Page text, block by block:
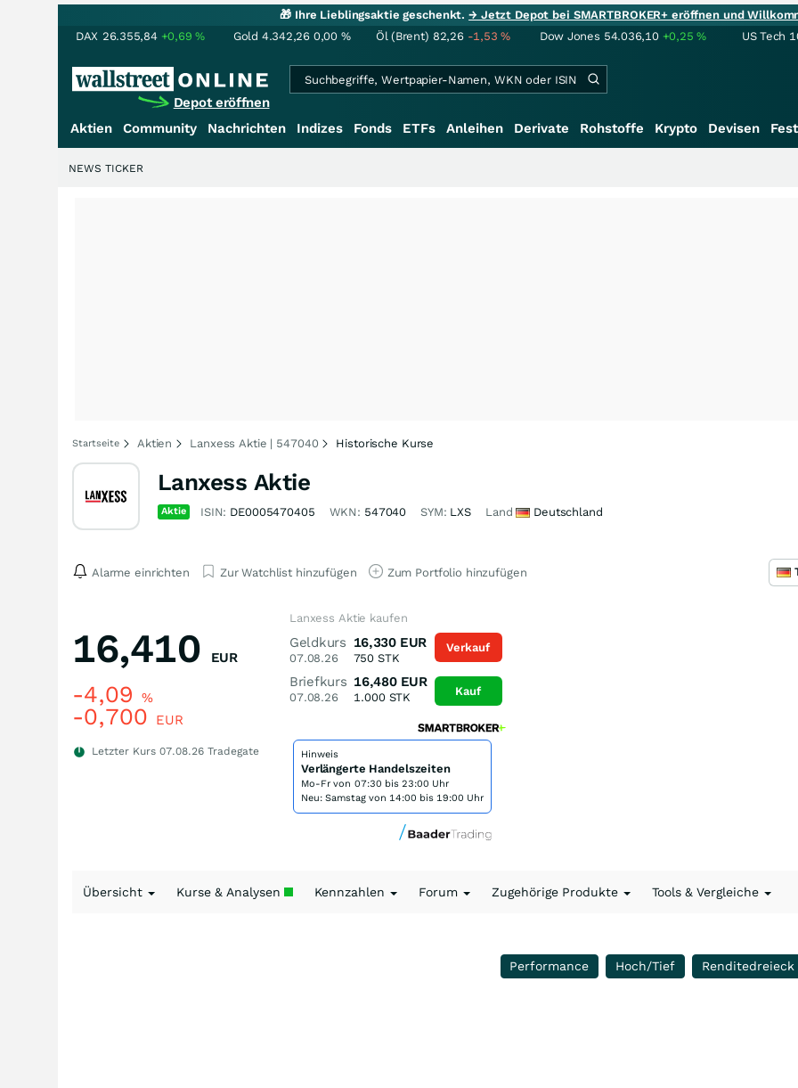
🎁 Ihre Lieblingsaktie geschenkt.→ Jetzt Depot bei SMARTBROKER+ eröffnen und
DAX 26.355,84 +0,69% Gold 4.342,26 0,00 % Öl (Brent) 82,26 -1,53% Dow Jones 54.036,10 +0,25% US Tech
Depot eröffnen
Aktien Community Nachrichten Indizes Fonds ETFs Anleihen Derivate Rohstoffe Krypto Devisen
NEWS TICKER
Startseite Aktien Lanxess Aktie | 547040 Historische Kurse
Lanxess Aktie
Aktie ISIN: DE0005470405 WKN: 547040 SYM: LXS Land Deutschland
Alarme einrichten Zur Watchlist hinzufügen Zum Portfolio hinzufügen
16,410 EUR
-4,09 %
-0,700 EUR
Letzter Kurs 07.08.26 Tradegate
Lanxess Aktie kaufen
Geldkurs
07.08.26
16,330 EUR
750 STK
Briefkurs
07.08.26
16,480 EUR
1.000STK
Verkauf
Kauf
Hinweis
Verlängerte Handelszeiten
Mo-Fr von 07:30 bis 23:00 Uhr
Neu: Samstag von 14:00 bis 19:00 Uhr
Übersicht Kurse & Analysen Kennzahlen Forum Zugehörige Produkte Tools & Vergleiche
Performance Hoch/Tief Renditedreieck